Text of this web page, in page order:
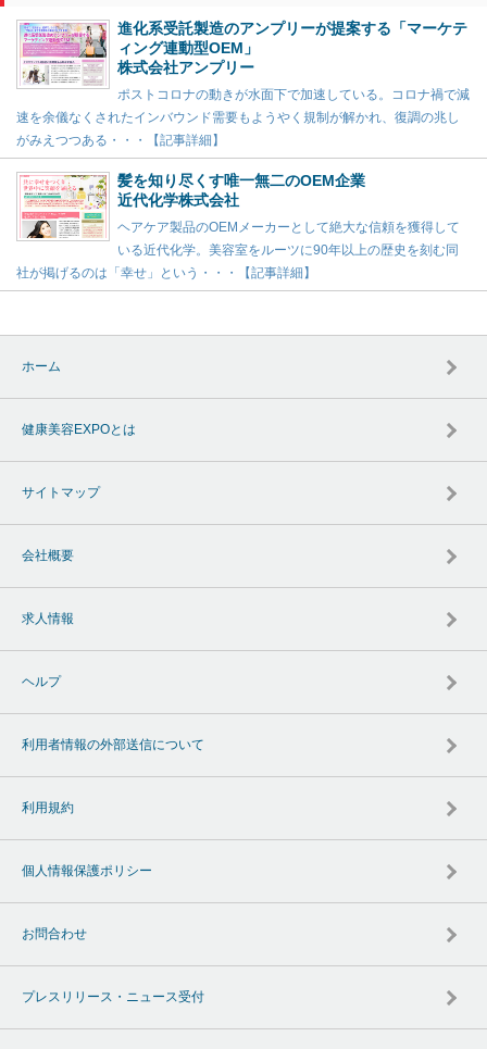
進化系受託製造のアンプリーが提案する「マーケテ
ィング連動型OEM」
株式会社アンプリー
ポストコロナの動きが水面下で加速している。コロナ禍で減
速を余儀なくされたインバウンド需要もようやく規制が解かれ、復調の兆し
がみえつつある・・・【記事詳細】
髪を知り尽くす唯一無二のOEM企業
近代化学株式会社
ヘアケア製品のOEMメーカーとして絶大な信頼を獲得して
いる近代化学。美容室をルーツに90年以上の歴史を刻む同
社が掲げるのは「幸せ」という・・・【記事詳細】
ホーム
健康美容EXPOとは
サイトマップ
会社概要
求人情報
ヘルプ
利用者情報の外部送信について
利用規約
個人情報保護ポリシー
お問合わせ
プレスリリース・ニュース受付